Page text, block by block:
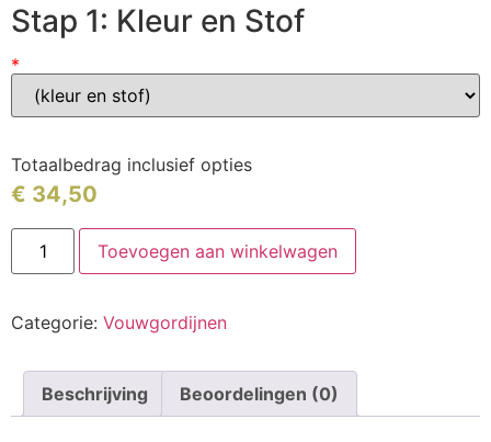
Stap 1: Kleur en Stof
*
Totaalbedrag inclusief opties
€ 34,50
Toevoegen aan winkelwagen
Categorie: Vouwgordijnen
Beschrijving Beoordelingen (0)